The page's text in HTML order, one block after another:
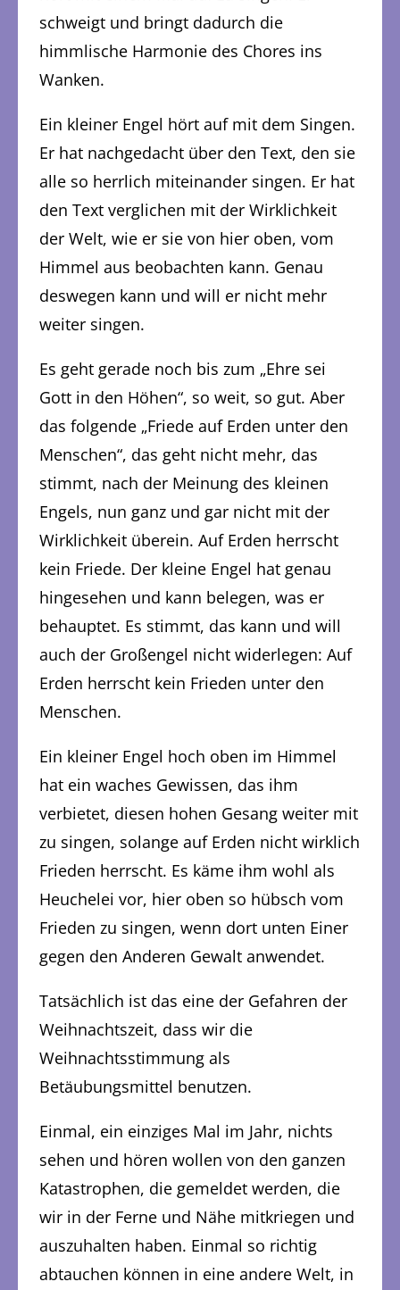
schweigt und bringt dadurch die
himmlische Harmonie des Chores ins
Wanken.
Ein kleiner Engel hört auf mit dem Singen.
Er hat nachgedacht über den Text, den sie
alle so herrlich miteinander singen. Er hat
den Text verglichen mit der Wirklichkeit
der Welt, wie er sie von hier oben, vom
Himmel aus beobachten kann. Genau
deswegen kann und will er nicht mehr
weiter singen.
Es geht gerade noch bis zum „Ehre sei
Gott in den Höhen“, so weit, so gut. Aber
das folgende „Friede auf Erden unter den
Menschen“, das geht nicht mehr, das
stimmt, nach der Meinung des kleinen
Engels, nun ganz und gar nicht mit der
Wirklichkeit überein. Auf Erden herrscht
kein Friede. Der kleine Engel hat genau
hingesehen und kann belegen, was er
behauptet. Es stimmt, das kann und will
auch der Großengel nicht widerlegen: Auf
Erden herrscht kein Frieden unter den
Menschen.
Ein kleiner Engel hoch oben im Himmel
hat ein waches Gewissen, das ihm
verbietet, diesen hohen Gesang weiter mit
zu singen, solange auf Erden nicht wirklich
Frieden herrscht. Es käme ihm wohl als
Heuchelei vor, hier oben so hübsch vom
Frieden zu singen, wenn dort unten Einer
gegen den Anderen Gewalt anwendet.
Tatsächlich ist das eine der Gefahren der
Weihnachtszeit, dass wir die
Weihnachtsstimmung als
Betäubungsmittel benutzen.
Einmal, ein einziges Mal im Jahr, nichts
sehen und hören wollen von den ganzen
Katastrophen, die gemeldet werden, die
wir in der Ferne und Nähe mitkriegen und
auszuhalten haben. Einmal so richtig
abtauchen können in eine andere Welt, in